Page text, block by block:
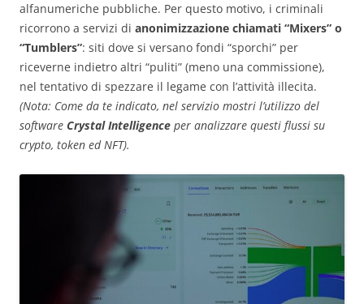
alfanumeriche pubbliche. Per questo motivo, i criminali
ricorrono a servizi di anonimizzazione chiamati “Mixers” o
“Tumblers”: siti dove si versano fondi “sporchi” per
riceverne indietro altri “puliti” (meno una commissione),
nel tentativo di spezzare il legame con l’attività illecita.
(Nota: Come da te indicato, nel servizio mostri l’utilizzo del
software Crystal Intelligence per analizzare questi flussi su
crypto, token ed NFT).